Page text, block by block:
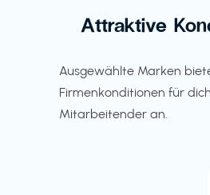
Attraktive
Ausgewählte Marken
Firmenkonditionen für
Mitarbeitender an.